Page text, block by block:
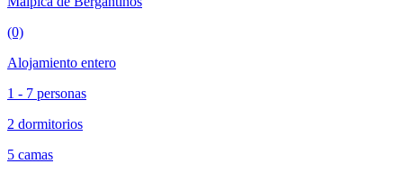
(0)
Alojamiento entero
1 - 7 personas
2 dormitorios
5 camas